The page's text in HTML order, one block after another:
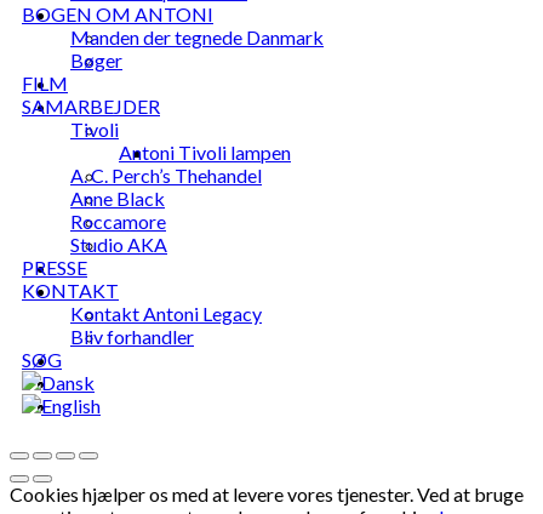
BOGEN OM ANTONI
Manden der tegnede Danmark
Bøger
FILM
SAMARBEJDER
Tivoli
Antoni Tivoli lampen
A. C. Perch’s Thehandel
Anne Black
Roccamore
Studio AKA
PRESSE
KONTAKT
Kontakt Antoni Legacy
Bliv forhandler
SØG
Cookies hjælper os med at levere vores tjenester. Ved at bruge